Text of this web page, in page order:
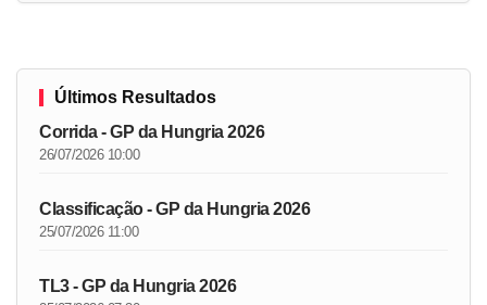
Últimos Resultados
Corrida - GP da Hungria 2026
26/07/2026 10:00
Classificação - GP da Hungria 2026
25/07/2026 11:00
TL3 - GP da Hungria 2026